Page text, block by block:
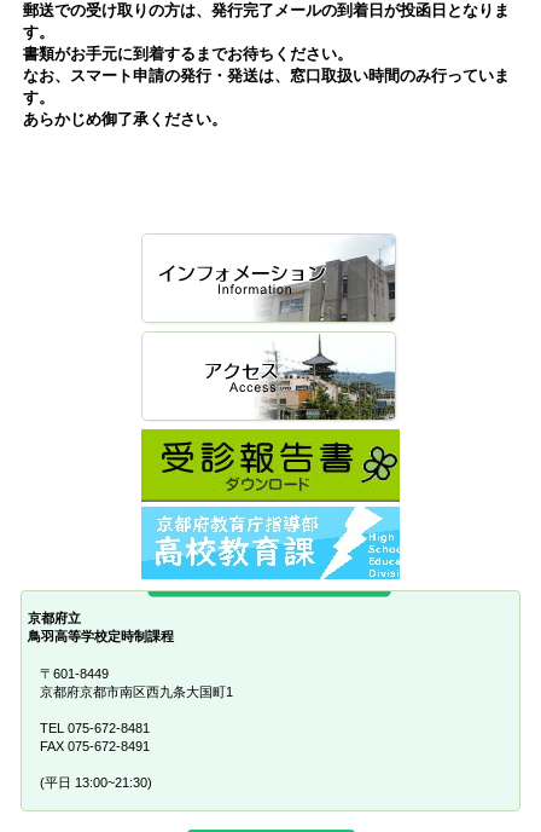
郵送での受け取りの方は、発行完了メールの到着日が投函日となりま
す。
書類がお手元に到着するまでお待ちください。
なお、スマート申請の発行・発送は、窓口取扱い時間のみ行っていま
す。
あらかじめ御了承ください。
京都府立
鳥羽高等学校定時制課程
〒601-8449
京都府京都市南区西九条大国町1
TEL 075-672-8481
FAX 075-672-8491
(平日 13:00~21:30)